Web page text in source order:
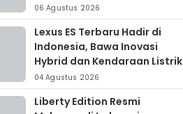
06 Agustus 2026
Lexus ES Terbaru Hadir di
Indonesia, Bawa Inovasi
Hybrid dan Kendaraan Listrik
04 Agustus 2026
Liberty Edition Resmi